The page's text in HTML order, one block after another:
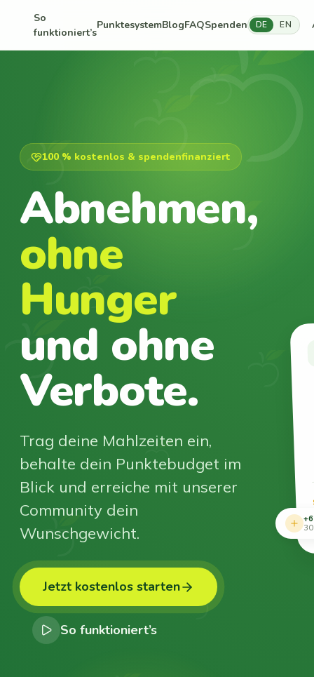
So
funktioniert’s
PunktesystemBlogFAQSpenden DE EN
100 % kostenlos & spendenfinanziert
Abnehmen,
ohne
Hunger
und ohne
Verbote.
Trag deine Mahlzeiten ein,
behalte dein Punktebudget im
Blick und erreiche mit unserer
Community dein
Wunschgewicht.
Jetzt kostenlos starten
So funktioniert’s